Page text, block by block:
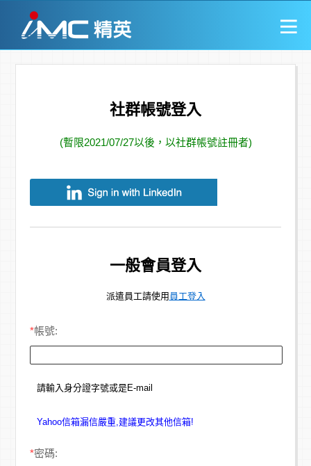
社群帳號登入
(暫限2021/07/27以後，以社群帳號註冊者)
一般會員登入
派遣員工請使用 員工登入
*帳號:
請輸入身分證字號或是E-mail
Yahoo信箱漏信嚴重,建議更改其他信箱!
*密碼: